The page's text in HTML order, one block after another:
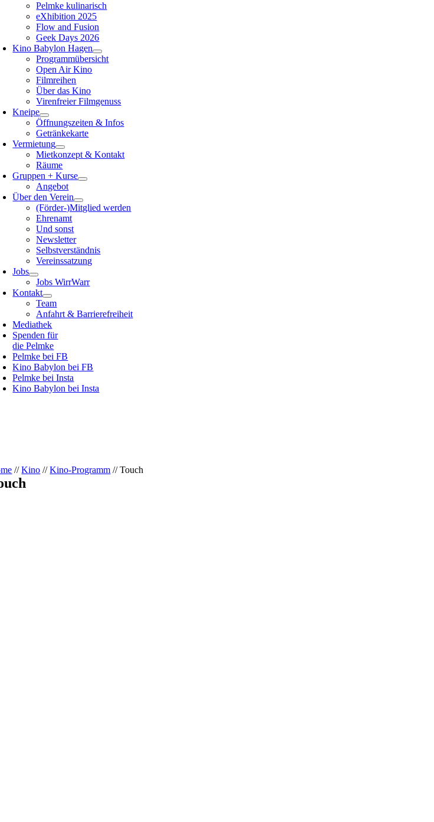
Pelmke kulinarisch
eXhibition 2025
Flow and Fusion
Geek Days 2026
Kino Babylon Hagen
Programmübersicht
Open Air Kino
Filmreihen
Über das Kino
Virenfreier Filmgenuss
Kneipe
Öffnungszeiten & Infos
Getränkekarte
Vermietung
Mietkonzept & Kontakt
Räume
Gruppen + Kurse
Angebot
Über den Verein
(Förder-)Mitglied werden
Ehrenamt
Und sonst
Newsletter
Selbstverständnis
Vereinssatzung
Jobs
Jobs WirrWarr
Kontakt
Team
Anfahrt & Barrierefreiheit
Mediathek
Spenden für
die Pelmke
Pelmke bei FB
Kino Babylon bei FB
Pelmke bei Insta
Kino Babylon bei Insta
//Kino //Kino-Programm // Touch